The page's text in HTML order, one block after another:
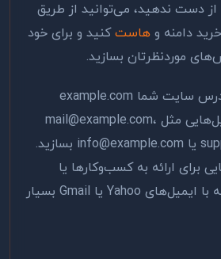
دست ندهید، می‌توانید از طریق
دامنه و هاستکنید و برای خود
موردنظرتان بسازید.
به‌عنوان مثال، اگر آدرس سایت شما example.com
است، می‌توانید ایمیل‌هایی مثل mail@example.com،
support@example.com یا info@example.com بسازید.
برای ارائه به کسب‌وکارها یا
کارفرمایان، در مقایسه با ایمیل‌های Yahoo یا Gmail بسیار